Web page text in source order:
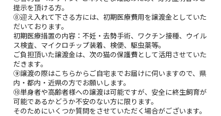
提示を頂ける方。
⑧迎え入れて下さる方には、初期医療費用を譲渡金としていた
だいております。
初期医療措置の内容：不妊・去勢手術、ワクチン接種、ウイル
ス検査、マイクロチップ装着、検便、駆虫薬等。
ご負担頂いた譲渡金は、次の猫の保護費として活用させていた
だきます。
⑨譲渡の際はこちらからご自宅までお届けに伺いますので、県
内・都内・近県の方でお願いします。
⑩単身者や高齢者様への譲渡は可能ですが、安全に終生飼育が
可能であるかどうか不安のない方に限ります。
そのためにいくつか質問をさせていただく場合がございます。